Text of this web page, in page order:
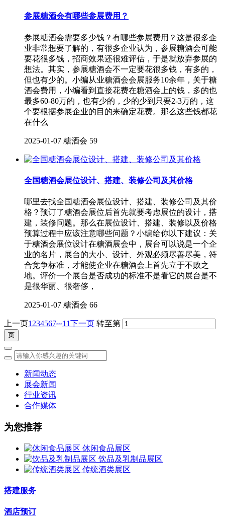
参展糖酒会有哪些参展费用？
参展糖酒会需要多少钱？有哪些参展费用？这是很多企
业非常想要了解的，有很多企业认为，参展糖酒会可能
要花很多钱，招商效果还很难评估，于是就放弃参展的
想法。其实，参展糖酒会不一定要花很多钱，有多的，
但也有少的。小编从业糖酒会会展服务10余年，关于糖
酒会费用，小编看到直接花费在糖酒会上的钱，多的也
最多60-80万的，也有少的，少的少到只要2-3万的，这
个要根据参展企业的目的来确定花费。那么这些钱都花
在什么
2025-01-07 糖酒会 59
全国糖酒会展位设计、搭建、装修公司及其价格
哪里去找全国糖酒会展位设计、搭建、装修公司及其价
格？预订了糖酒会展位后首先就要考虑展位的设计，搭
建，装修问题。那么在展位设计、搭建、装修以及价格
预算过程中应该注意哪些问题？小编给你以下建议：关
于糖酒会展位设计在糖酒展会中，展台可以说是一个企
业的名片，展台的大小、设计、外观必须尽善尽美，符
合竞争标准，才能使企业在糖酒会上首先立于不败之
地。评价一个展台是否成功的标准不是看它的展台是不
是很华丽、很奢侈，
2025-01-07 糖酒会 66
上一页1 234567...11下一页 转至第
新闻动态
展会新闻
行业资讯
合作媒体
为您推荐
休闲食品展区
饮品及乳制品展区
传统酒类展区
搭建服务
酒店预订